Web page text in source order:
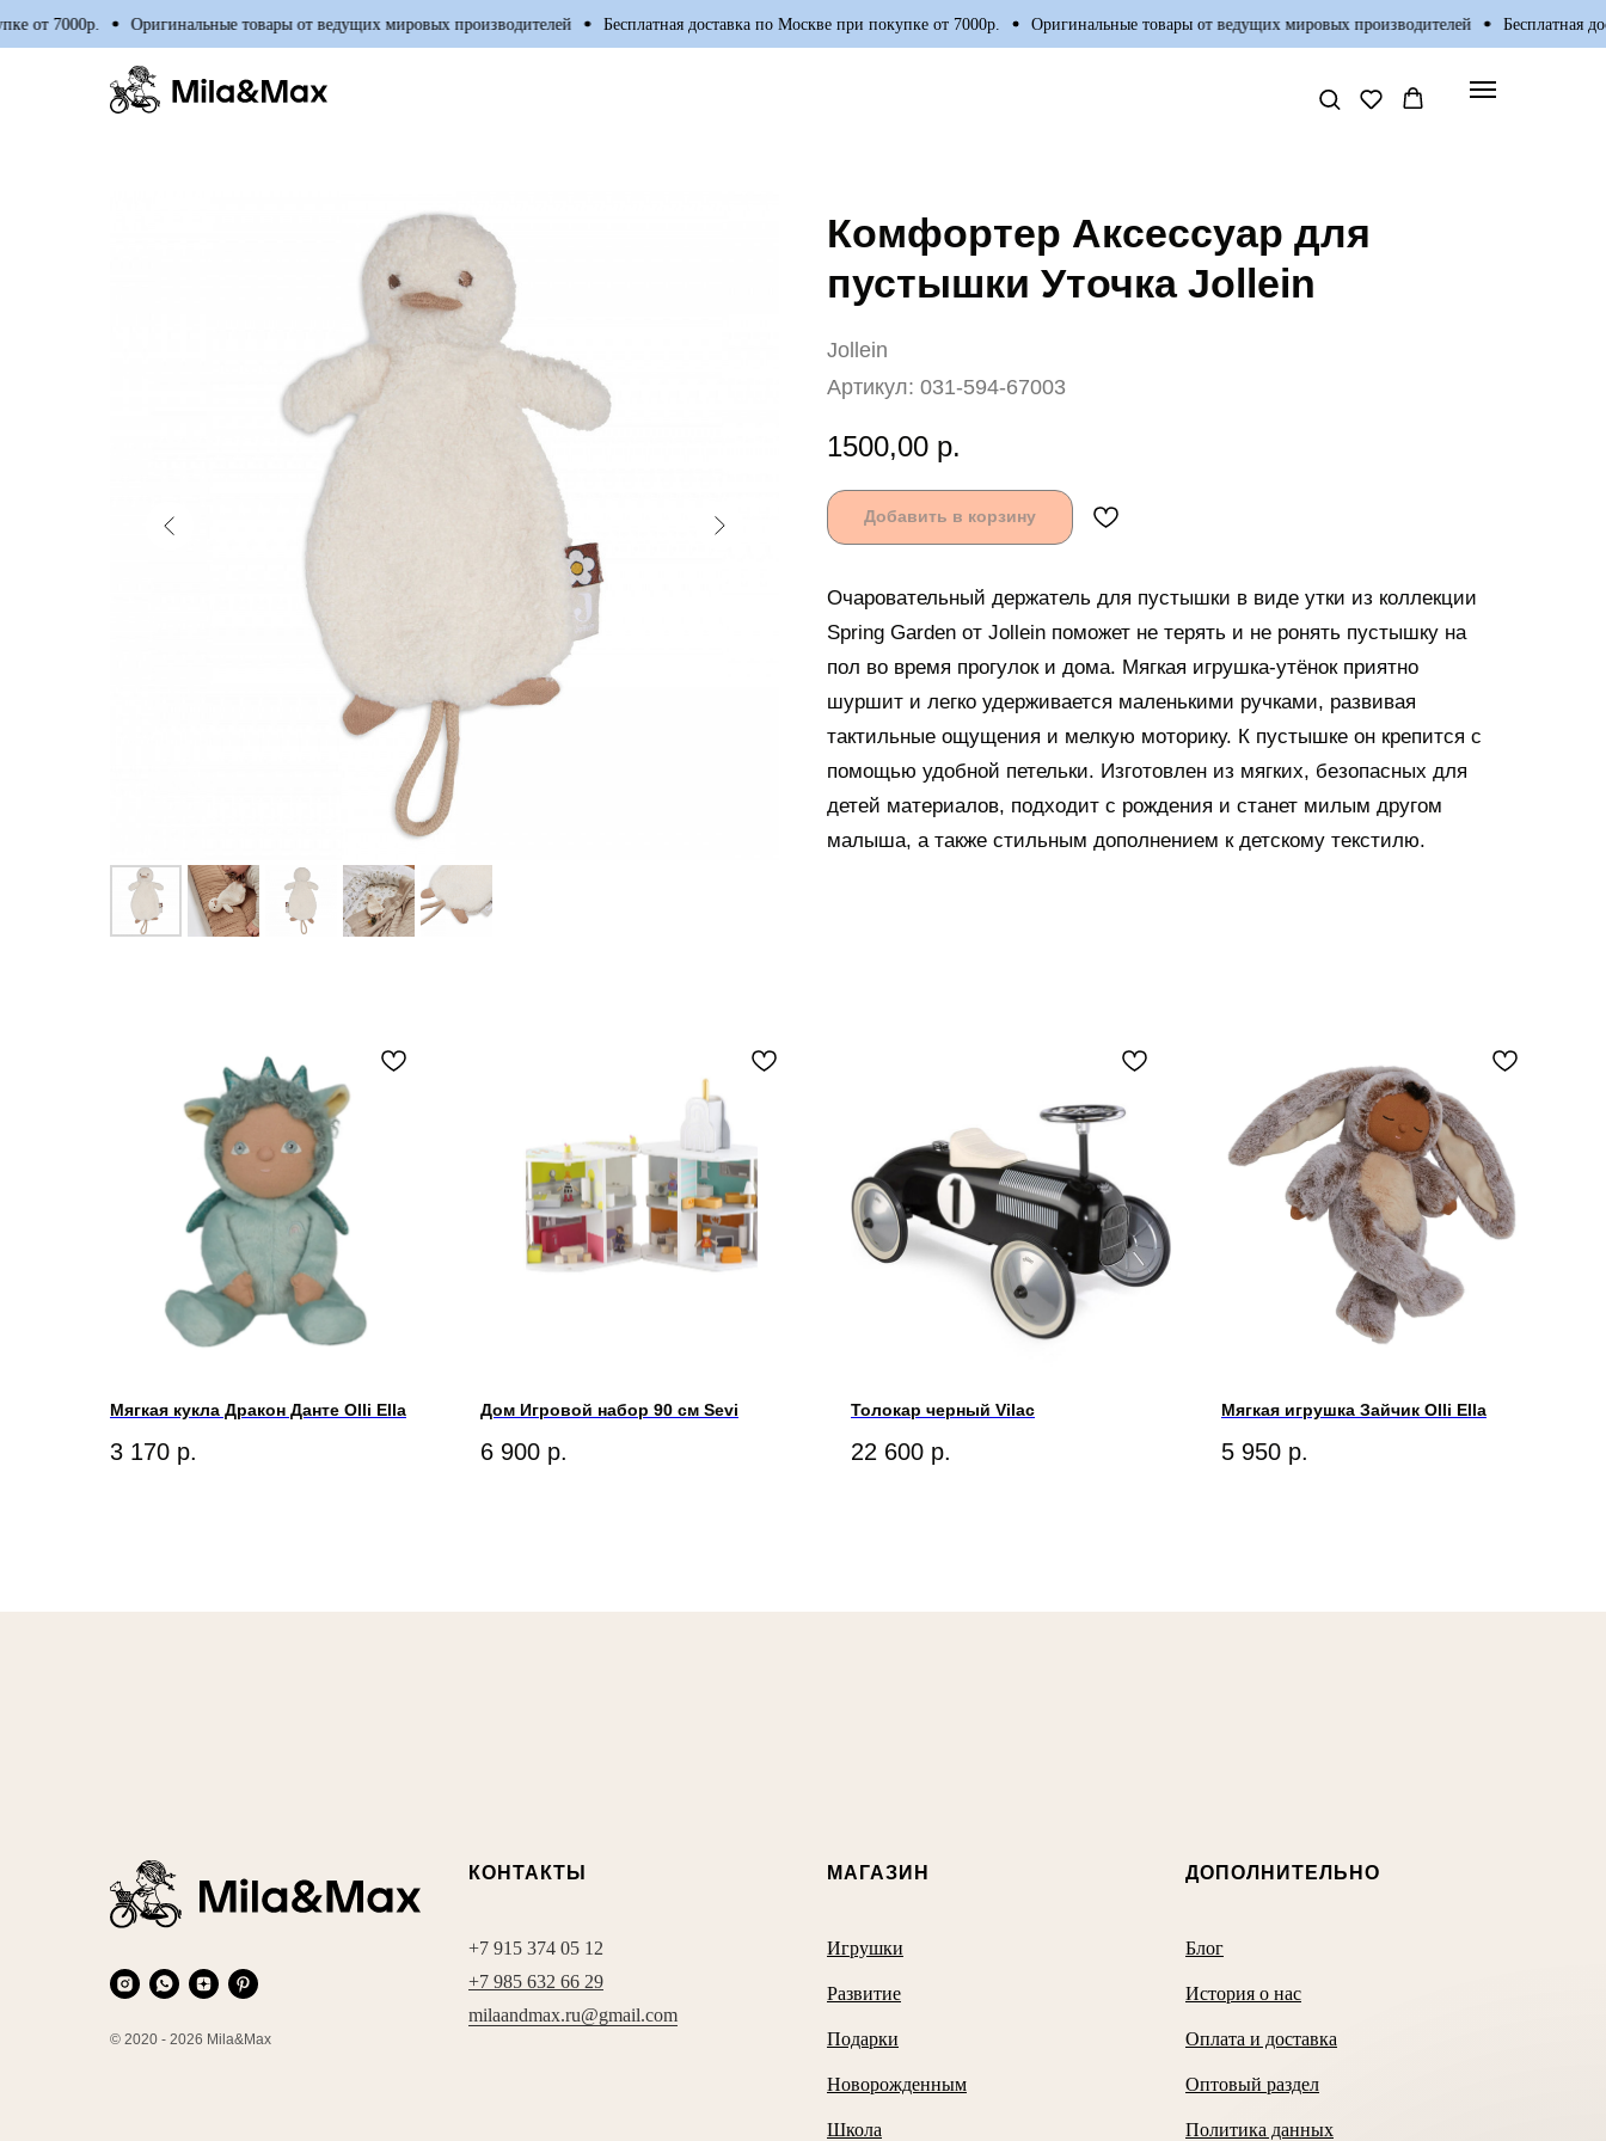
7000р. Оригинальные товары от ведущих мировых производителей Бесплатная доставка по Москве при покупке от 7000р. Оригинальные товары от ведущих мировых производителей Бесплатная
Комфортер Аксессуар для
пустышки Уточка Jollein
Jollein
Артикул: 031-594-67003
1500,00 р.
Добавить в корзину
Очаровательный держатель для пустышки в виде утки из коллекции
Spring Garden от Jollein поможет не терять и не ронять пустышку на
пол во время прогулок и дома. Мягкая игрушка-утёнок приятно
шуршит и легко удерживается маленькими ручками, развивая
тактильные ощущения и мелкую моторику. К пустышке он крепится с
помощью удобной петельки. Изготовлен из мягких, безопасных для
детей материалов, подходит с рождения и станет милым другом
малыша, а также стильным дополнением к детскому текстилю.
Мягкая кукла Дракон Данте Olli Ella
3 170 р.
Дом Игровой набор 90 см Sevi
6 900 р.
Толокар черный Vilac
22 600 р.
Мягкая игрушка Зайчик Olli Ella
5 950 р.
© 2020 - 2026 Mila&Max
КОНТАКТЫ
+7 915 374 05 12
+7 985 632 66 29
milaandmax.ru@gmail.com
МАГАЗИН
Игрушки
Развитие
Подарки
Новорожденным
Школа
ДОПОЛНИТЕЛЬНО
Блог
История о нас
Оплата и доставка
Оптовый раздел
Политика данных